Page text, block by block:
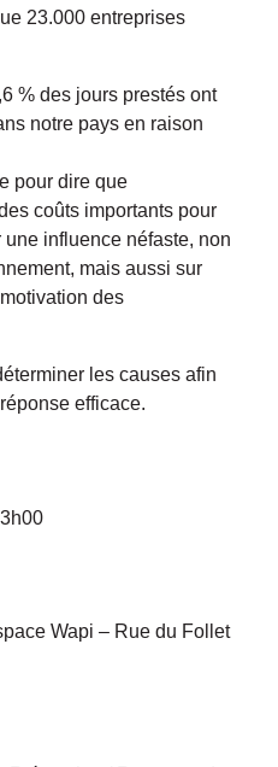
23.000 entreprises
% des jours prestés ont
notre pays en raison
pour dire que
coûts importants pour
une influence néfaste, non
mais aussi sur
des
les causes afin
efficace.
Wapi – Rue du Follet